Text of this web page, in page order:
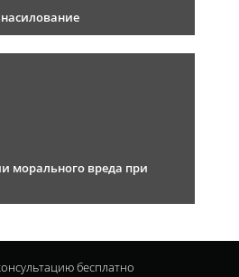
морального вреда при
бесплатно